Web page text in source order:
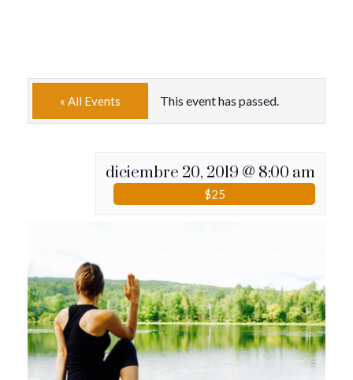
« All Events This event has passed.
diciembre 20, 2019 @ 8:00 am
$25